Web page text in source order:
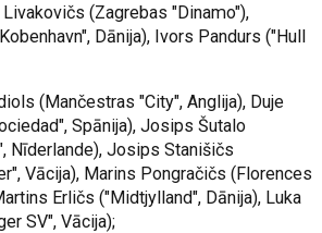
(Zagrebas "Dinamo"),
Dānija), Ivors Pandurs ("Hull
(Mančestras "City", Anglija), Duje
Spānija), Josips Šutalo
Nīderlande), Josips Stanišičs
Vācija), Marins Pongračičs (Florences
Erličs ("Midtjylland", Dānija), Luka
SV", Vācija);